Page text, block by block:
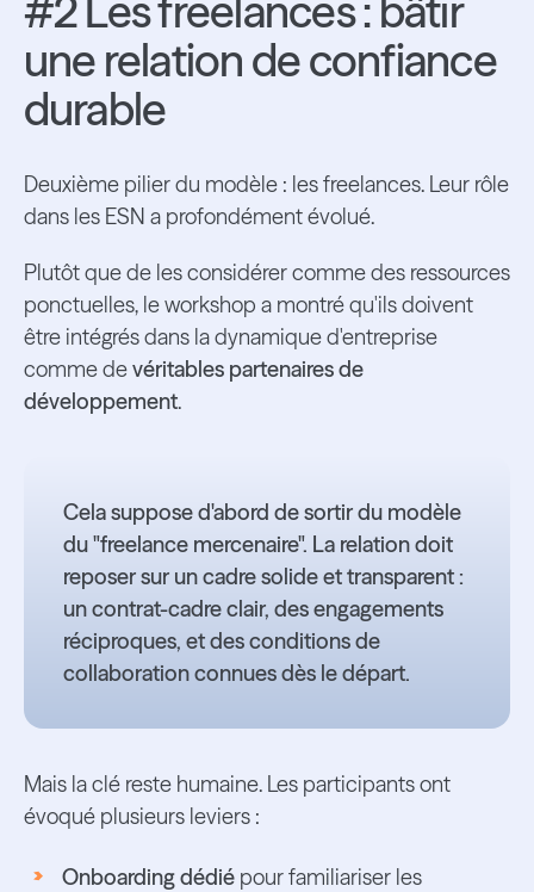
#2 Les freelances : bâtir
une relation de confiance
durable
Deuxième pilier du modèle : les freelances. Leur rôle
dans les ESN a profondément évolué.
Plutôt que de les considérer comme des ressources
ponctuelles, le workshop a montré qu'ils doivent
être intégrés dans la dynamique d'entreprise
comme devéritables partenaires de
développement.
Cela suppose d'abord de sortir du modèle
du "freelance mercenaire". La relation doit
reposer sur un cadre solide et transparent :
un contrat-cadre clair, des engagements
réciproques, et des conditions de
collaboration connues dès le départ.
Mais la clé reste humaine. Les participants ont
évoqué plusieurs leviers :
Onboarding dédiépour familiariser les